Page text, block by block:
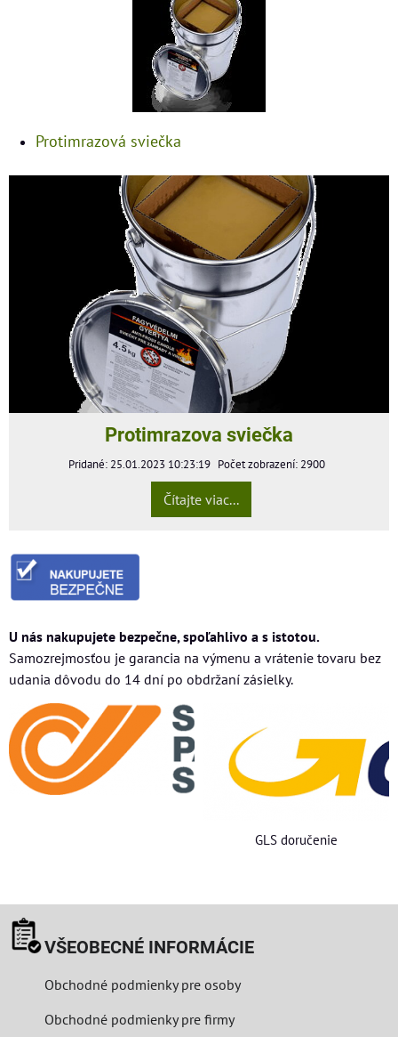
Protimrazová sviečka
Protimrazova sviečka
Pridané: 25.01.2023 10:23:19 Počet zobrazení: 2900
Čítajte viac...
U nás nakupujete bezpečne, spoľahlivo a s istotou.
Samozrejmosťou je garancia na výmenu a vrátenie tovaru bez
udania dôvodu do 14 dní po obdržaní zásielky.
GLS doručenie
VŠEOBECNÉ INFORMÁCIE
Obchodné podmienky pre osoby
Obchodné podmienky pre firmy